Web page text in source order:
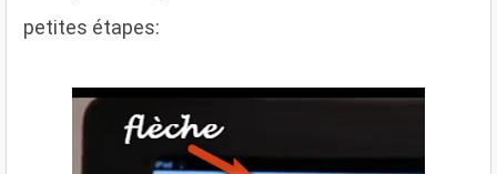
petites étapes: